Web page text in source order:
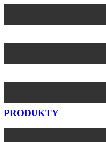
obsah
PRODUKTY